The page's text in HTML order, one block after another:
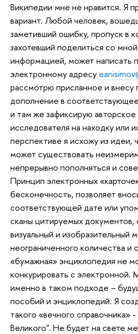
Википедии мне не нравится. Я
вариант. Любой человек,
заметивший ошибку, пропуск в
захотевший поделиться со
информацией, может написать
электронному адресу
рассмотрю присланное и внесу
дополнение в
и там же зафиксирую авторское
исследователя на находку или
перспективе я исхожу из идеи,
может существовать
непрерывно пополняться и
Принцип электронных
бесконечность, позволяет
соответствующей дате или
сканы цитируемых документов,
визуальный и изобразительный
неограниченного количества
«бумажная» энциклопедия не
конкурировать с электронной.
именно в таком подходе –
пособий и энциклопедий. Я
такого «вечного справочника»
Великого". Не будет на свете